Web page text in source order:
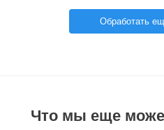
Обработать
Что мы еще